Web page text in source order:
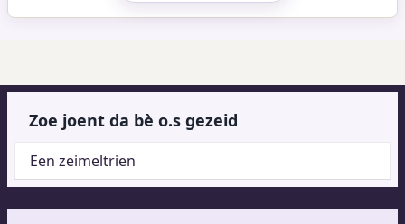
Zoe joent da bè o.s gezeid
Een zeimeltrien